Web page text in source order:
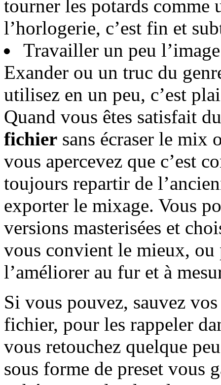
tourner les potards comme
l’horlogerie, c’est fin et
Travailler un peu
Exander ou un truc du
utilisez en un peu, c’est
Quand vous êtes satisfait
fichier sans écraser le mix
vous apercevez que c’est
toujours repartir de
exporter le mixage. Vous
versions masterisées et
vous convient le mieux,
l’améliorer au fur et à
Si vous pouvez, sauvez
fichier, pour les rappeler
vous retouchez quelque
sous forme de preset vous